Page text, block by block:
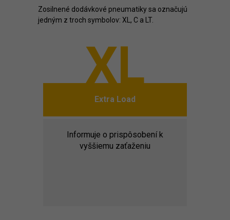
Zosilnené dodávkové pneumatiky sa označujú
jedným z troch symbolov: XL, C a LT.
XL
Extra Load
Informuje o prispôsobení k
vyššiemu zaťaženiu